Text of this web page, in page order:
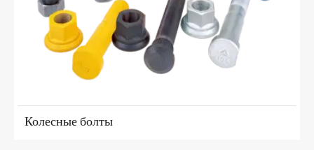
Колесные болты